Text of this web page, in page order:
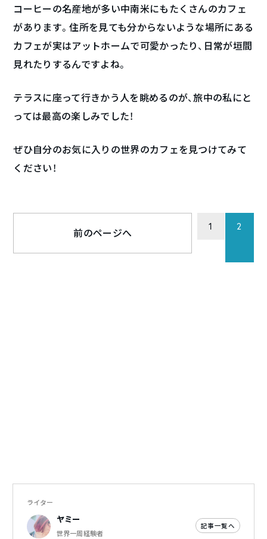
コーヒーの名産地が多い中南米にもたくさんのカフェ
があります。住所を見ても分からないような場所にある
カフェが実はアットホームで可愛かったり、日常が垣間
見れたりするんですよね。
テラスに座って行きかう人を眺めるのが、旅中の私にと
っては最高の楽しみでした！
ぜひ自分のお気に入りの世界のカフェを見つけてみて
ください！
前のページへ
1 2
ライター
ヤミー
世界一周経験者
記事一覧へ